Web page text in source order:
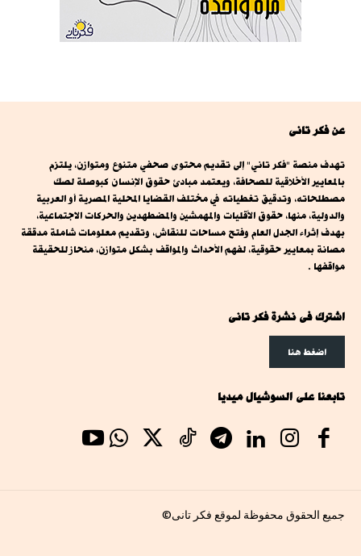
عن فكر تانى
تهدف منصة "فكر تاني" إلى تقديم محتوى صحفي متنوع ومتوازن، يلتزم
بالمعايير الأخلاقية للصحافة، ويعتمد مبادئ حقوق الإنسان كبوصلة لصك
مصطلحاته، وتدقيق تغطياته في مختلف القضايا المحلية المصرية أو العربية
والدولية، منها، حقوق الأقليات والمهمشين والمضطهدين والحركات الاجتماعية،
بهدف إثراء الجدل العام وفتح مساحات للنقاش، وتقديم معلومات شاملة مدققة
مصانة بمعايير حقوقية، لفهم الأحداث والمواقف بشكل متوازن، منحاز للحقيقة
مواقفها .
اشترك فى نشرة فكر تانى
اضغط هنا
تابعنا على السوشيال ميديا
جميع الحقوق محفوظة لموقع فكر تانى©